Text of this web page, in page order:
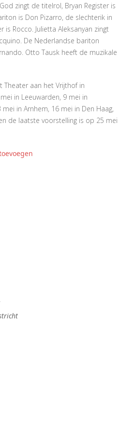
zingt de titelrol, Bryan Register is
is Don Pizarro, de slechterik in
is Rocco. Julietta Aleksanyan zingt
De Nederlandse bariton
Otto Tausk heeft de muzikale
Theater aan het Vrijthof in
in Leeuwarden, 9 mei in
in Arnhem, 16 mei in Den Haag,
de laatste voorstelling is op 25 mei